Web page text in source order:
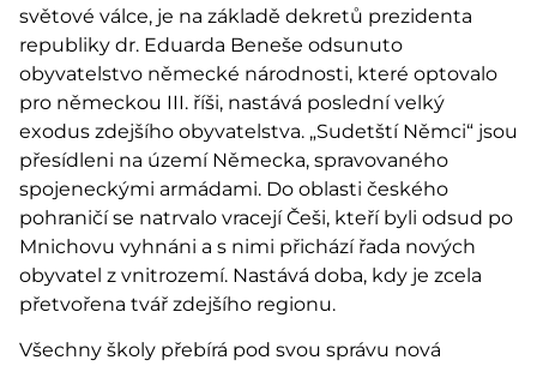
světové válce, je na základě dekretů prezidenta
republiky dr. Eduarda Beneše odsunuto
obyvatelstvo německé národnosti, které optovalo
pro německou III. říši, nastává poslední velký
exodus zdejšího obyvatelstva. „Sudetští Němci“ jsou
přesídleni na území Německa, spravovaného
spojeneckými armádami. Do oblasti českého
pohraničí se natrvalo vracejí Češi, kteří byli odsud po
Mnichovu vyhnáni a s nimi přichází řada nových
obyvatel z vnitrozemí. Nastává doba, kdy je zcela
přetvořena tvář zdejšího regionu.
Všechny školy přebírá pod svou správu nová